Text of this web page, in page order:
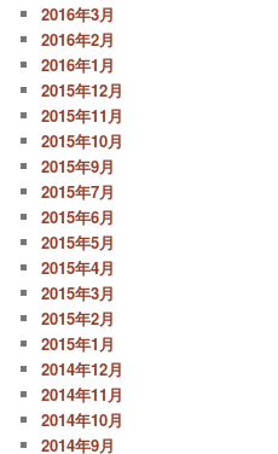
2016年3月
2016年2月
2016年1月
2015年12月
2015年11月
2015年10月
2015年9月
2015年7月
2015年6月
2015年5月
2015年4月
2015年3月
2015年2月
2015年1月
2014年12月
2014年11月
2014年10月
2014年9月